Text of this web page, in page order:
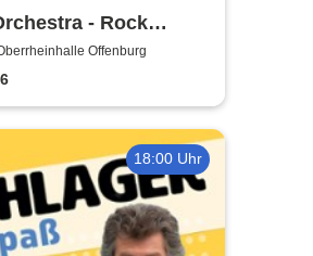
- Rock
Show
Offenburg
18:00 Uhr